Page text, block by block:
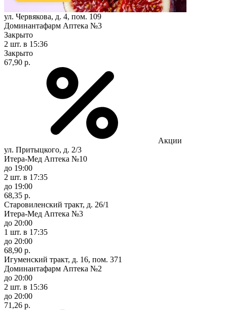
ул. Червякова, д. 4, пом. 109
Доминантафарм Аптека №3
Закрыто
2 шт. в 15:36
Закрыто
67,90 р.
Акции
ул. Притыцкого, д. 2/3
Итера-Мед Аптека №10
до 19:00
2 шт. в 17:35
до 19:00
68,35 р.
Старовиленский тракт, д. 26/1
Итера-Мед Аптека №3
до 20:00
1 шт. в 17:35
до 20:00
68,90 р.
Игуменский тракт, д. 16, пом. 371
Доминантафарм Аптека №2
до 20:00
2 шт. в 15:36
до 20:00
71,26 р.